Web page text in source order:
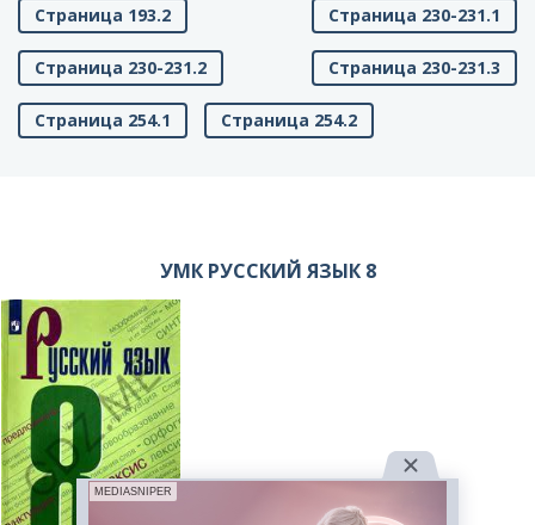
Страница 193.2 Страница 230-231.1
Страница 230-231.2 Страница 230-231.3
Страница 254.1 Страница 254.2
УМК РУССКИЙ ЯЗЫК 8
MEDIASNIPER